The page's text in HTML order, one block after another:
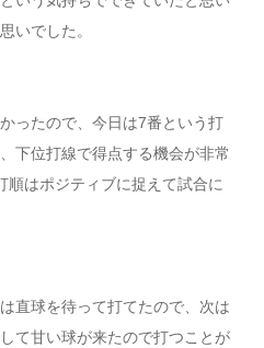
いでした。
ったので、今日は7番という打
下位打線で得点する機会が非常
順はポジティブに捉えて試合に
直球を待って打てたので、次は
て甘い球が来たので打つことが